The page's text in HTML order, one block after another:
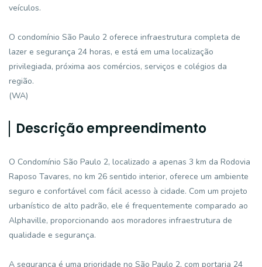
veículos.
O condomínio São Paulo 2 oferece infraestrutura completa de
lazer e segurança 24 horas, e está em uma localização
privilegiada, próxima aos comércios, serviços e colégios da
região.
(WA)
Descrição empreendimento
O Condomínio São Paulo 2, localizado a apenas 3 km da Rodovia
Raposo Tavares, no km 26 sentido interior, oferece um ambiente
seguro e confortável com fácil acesso à cidade. Com um projeto
urbanístico de alto padrão, ele é frequentemente comparado ao
Alphaville, proporcionando aos moradores infraestrutura de
qualidade e segurança.
A segurança é uma prioridade no São Paulo 2, com portaria 24